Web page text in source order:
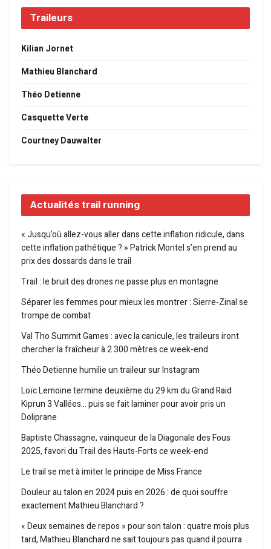
Traileurs
Kilian Jornet
Mathieu Blanchard
Théo Detienne
Casquette Verte
Courtney Dauwalter
Actualités trail running
« Jusqu’où allez-vous aller dans cette inflation ridicule, dans
cette inflation pathétique ? » Patrick Montel s’en prend au
prix des dossards dans le trail
Trail : le bruit des drones ne passe plus en montagne
Séparer les femmes pour mieux les montrer : Sierre-Zinal se
trompe de combat
Val Tho Summit Games : avec la canicule, les traileurs iront
chercher la fraîcheur à 2 300 mètres ce week-end
Théo Detienne humilie un traileur sur Instagram
Loïc Lemoine termine deuxième du 29 km du Grand Raid
Kiprun 3 Vallées… puis se fait laminer pour avoir pris un
Doliprane
Baptiste Chassagne, vainqueur de la Diagonale des Fous
2025, favori du Trail des Hauts-Forts ce week-end
Le trail se met à imiter le principe de Miss France
Douleur au talon en 2024 puis en 2026 : de quoi souffre
exactement Mathieu Blanchard ?
« Deux semaines de repos » pour son talon : quatre mois plus
tard, Mathieu Blanchard ne sait toujours pas quand il pourra